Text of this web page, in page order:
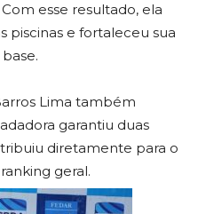
esse resultado, ela
piscinas e fortaleceu sua
Lima também
garantiu duas
diretamente para o
geral.